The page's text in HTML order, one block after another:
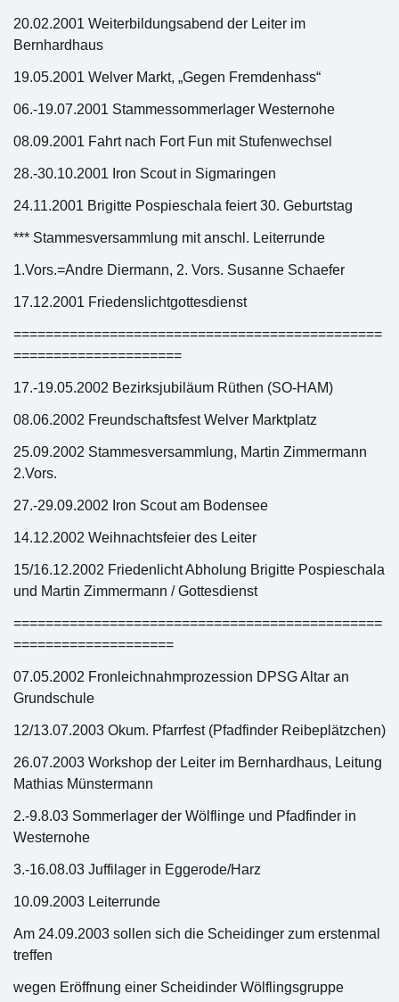
20.02.2001 Weiterbildungsabend der Leiter im
Bernhardhaus
19.05.2001 Welver Markt, „Gegen Fremdenhass“
06.-19.07.2001 Stammessommerlager Westernohe
08.09.2001 Fahrt nach Fort Fun mit Stufenwechsel
28.-30.10.2001 Iron Scout in Sigmaringen
24.11.2001 Brigitte Pospieschala feiert 30. Geburtstag
*** Stammesversammlung mit anschl. Leiterrunde
1.Vors.=Andre Diermann, 2. Vors. Susanne Schaefer
17.12.2001 Friedenslichtgottesdienst
==============================================
=====================
17.-19.05.2002 Bezirksjubiläum Rüthen (SO-HAM)
08.06.2002 Freundschaftsfest Welver Marktplatz
25.09.2002 Stammesversammlung, Martin Zimmermann
2.Vors.
27.-29.09.2002 Iron Scout am Bodensee
14.12.2002 Weihnachtsfeier des Leiter
15/16.12.2002 Friedenlicht Abholung Brigitte Pospieschala
und Martin Zimmermann / Gottesdienst
==============================================
====================
07.05.2002 Fronleichnahmprozession DPSG Altar an
Grundschule
12/13.07.2003 Okum. Pfarrfest (Pfadfinder Reibeplätzchen)
26.07.2003 Workshop der Leiter im Bernhardhaus, Leitung
Mathias Münstermann
2.-9.8.03 Sommerlager der Wölflinge und Pfadfinder in
Westernohe
3.-16.08.03 Juffilager in Eggerode/Harz
10.09.2003 Leiterrunde
Am 24.09.2003 sollen sich die Scheidinger zum erstenmal
treffen
wegen Eröffnung einer Scheidinder Wölflingsgruppe